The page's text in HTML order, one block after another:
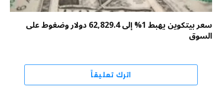
سعر بيتكوين يهبط 1% إلى 62,829.4 دولار وضغوط على
السوق
اترك تعليقاً